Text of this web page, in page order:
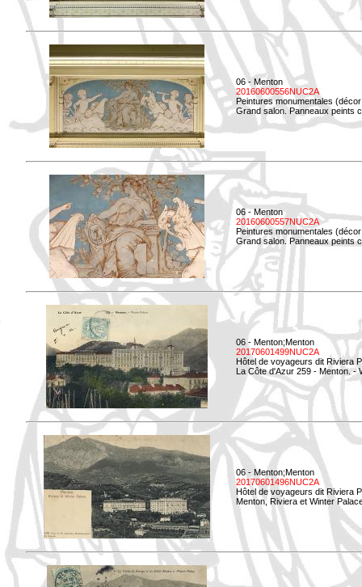
06 - Menton
20160600556NUC2A
Peintures monumentales
Grand salon. Panneaux peints
06 - Menton
20160600557NUC2A
Peintures monumentales
Grand salon. Panneaux peints
06 - Menton;Menton
20170601499NUC2A
Hôtel de voyageurs dit Riviera
La Côte d'Azur 259 - Menton. -
06 - Menton;Menton
20170601496NUC2A
Hôtel de voyageurs dit Riviera
Menton, Riviera et Winter